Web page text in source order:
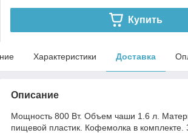
Купить
Характеристики Доставка
Описание
Мощность 800 Вт. Объем чаши 1.6 л.
пищевой пластик. Кофемолка в комплекте.